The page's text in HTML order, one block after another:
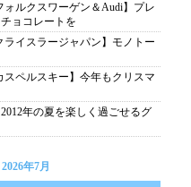
ォルクスワーゲン＆Audi】プレ
ョコレートを
ライスラージャパン】モノトー
スペルスキー】今年もクリスマ
年の夏を楽しく過ごせるグ
2026年7月